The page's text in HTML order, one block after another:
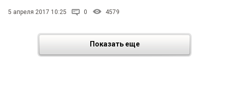
5 апреля 2017 10:25 0 4579
Показать еще